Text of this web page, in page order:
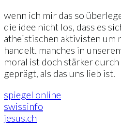
wenn ich mir das so
die idee nicht los, dass es
atheistischen aktivisten um
handelt. manches in
moral ist doch stärker
geprägt, als das uns lieb ist.
spiegel online
swissinfo
jesus.ch